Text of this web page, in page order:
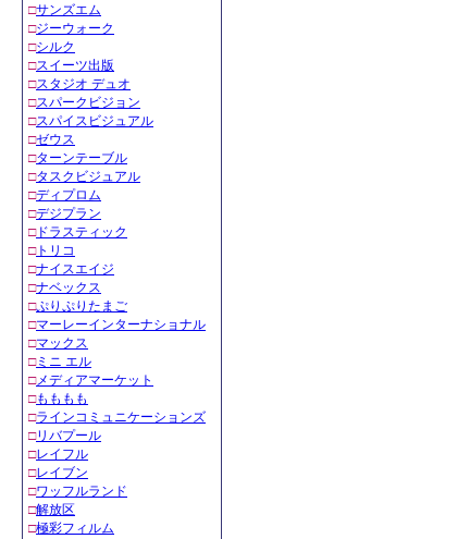
□サンズエム
□ジーウォーク
□シルク
□スイーツ出版
□スタジオ デュオ
□スパークビジョン
□スパイスビジュアル
□ゼウス
□ターンテーブル
□タスクビジュアル
□ディプロム
□デジプラン
□ドラスティック
□トリコ
□ナイスエイジ
□ナベックス
□ぷりぷりたまご
□マーレーインターナショナル
□マックス
□ミニ エル
□メディアマーケット
□もももも
□ラインコミュニケーションズ
□リバプール
□レイフル
□レイブン
□ワッフルランド
□解放区
□極彩フィルム